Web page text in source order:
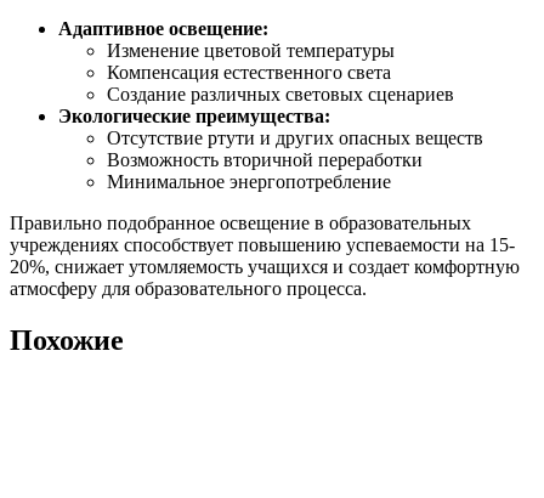
Адаптивное освещение:
Изменение цветовой температуры
Компенсация естественного света
Создание различных световых сценариев
Экологические преимущества:
Отсутствие ртути и других опасных веществ
Возможность вторичной переработки
Минимальное энергопотребление
Правильно подобранное освещение в образовательных
учреждениях способствует повышению успеваемости на 15-
20%, снижает утомляемость учащихся и создает комфортную
атмосферу для образовательного процесса.
Похожие